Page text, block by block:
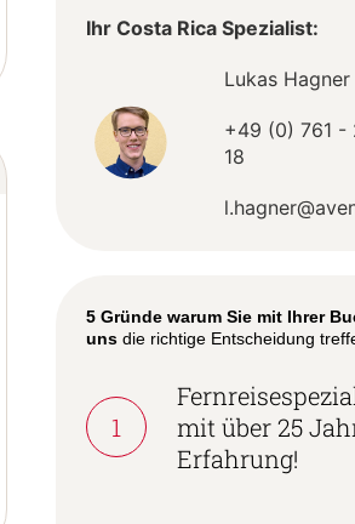
Ihr Costa Rica Spezialist:
Lukas Hagner
+49 (0) 761 -
18
5 Gründe warum Sie mit Ihrer
unsdie richtige Entscheidung
1
mit über 25
Erfahrung!